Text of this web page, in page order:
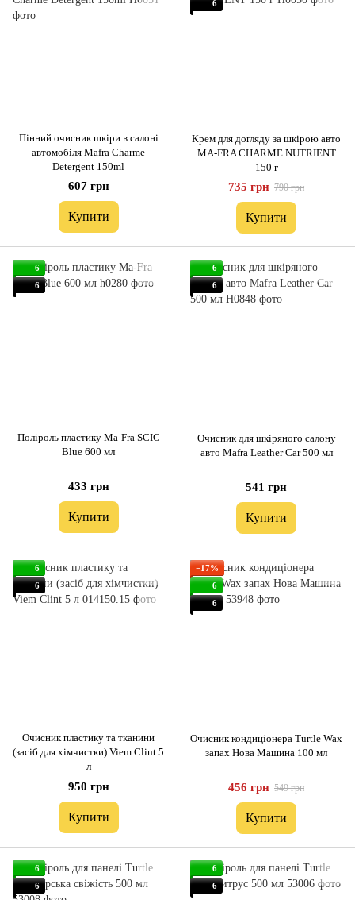
Пінний очисник шкіри в салоні
автомобіля Mafra Charme
Detergent 150ml
607 грн
Купити
6
Крем для догляду за шкірою авто
MA-FRA CHARME NUTRIENT
150 г
735 грн 790 грн
Купити
6
6
Поліроль пластику Ma-Fra SCIC
Blue 600 мл
433 грн
Купити
6
6
Очисник для шкіряного салону
авто Mafra Leather Car 500 мл
541 грн
Купити
6
6
Очисник пластику та тканини
(засіб для хімчистки) Viem Clint 5
л
950 грн
Купити
−17%
6
6
Очисник кондиціонера Turtle Wax
запах Нова Машина 100 мл
456 грн 549 грн
Купити
6
6
6
6